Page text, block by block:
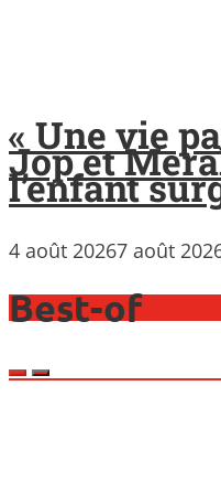
« Une vie
Jop et
l’enfant
4 août 20267 août
Best-of